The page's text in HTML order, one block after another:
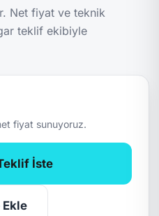
Net fiyat ve teknik
teklif ekibiyle
fiyat sunuyoruz.
İste